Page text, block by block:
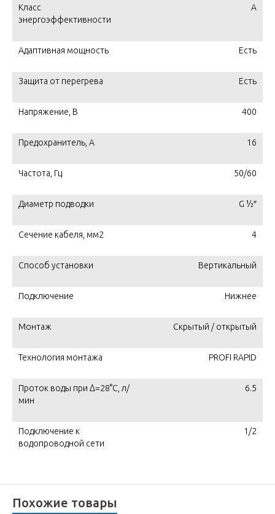
Класс
энергоэффективности
A
Адаптивная мощность Есть
Защита от перегрева Есть
Напряжение, В 400
Предохранитель, А 16
Частота, Гц 50/60
Диаметр подводки G ½″
Сечение кабеля, мм2 4
Способ установки Вертикальный
Подключение Нижнее
Монтаж Скрытый / открытый
Технология монтажа PROFI RAPID
Проток воды при Δ=28°С, л/
мин
6.5
Подключение к
водопроводной сети
1/2
Похожие товары